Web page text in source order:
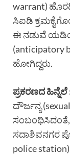
warrant)
ಸಿಐಡಿ
ಈ ನಡುವೆ
(anticipatory
ಹೋಗಿದ್ದರು.
ಪ್ರಕರಣದ ಹಿನ್ನೆಲೆ
ದೌರ್ಜನ್ಯ
ಸದಾಶಿವನಗರ
police